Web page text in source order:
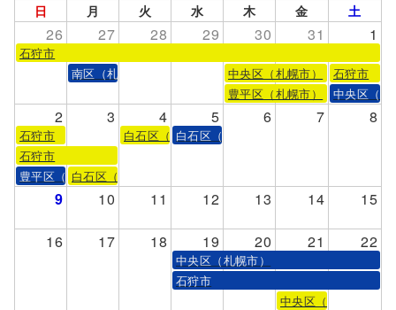
日 月 火 水 木 金 土
26 27 28 29 30 31 1
石狩市
南区（札幌市）
中央区（札幌市）
石狩市
豊平区（札幌市）
中央区（札
2 3 4 5 6 7 8
石狩市 白石区（札幌市）白石区（札幌市）
石狩市
豊平区（札幌市）白石区（札幌市）
9 10 11 12 13 14 15
16 17 18 19 20 21 22
中央区（札幌市）
石狩市
中央区（札幌市）